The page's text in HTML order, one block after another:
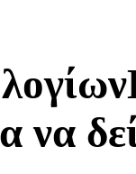
να